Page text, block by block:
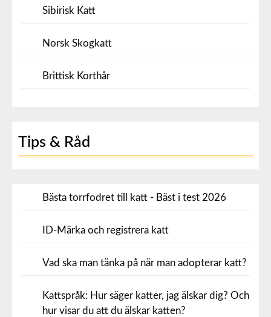
Sibirisk Katt
Norsk Skogkatt
Brittisk Korthår
Tips & Råd
Bästa torrfodret till katt - Bäst i test 2026
ID-Märka och registrera katt
Vad ska man tänka på när man adopterar katt?
Kattspråk: Hur säger katter, jag älskar dig? Och
hur visar du att du älskar katten?